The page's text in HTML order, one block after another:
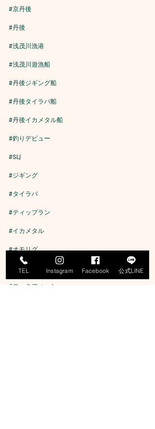
#京丹後
#丹後
#浅茂川漁港
#浅茂川遊漁船
#丹後ジギング船
#丹後タイラバ船
#丹後イカメタル船
#釣りデビュー
#SLJ
#ジギング
#タイラバ
#ティップラン
#イカメタル
#オモリグ
#エギング
#ロックフィッシュ
TEL Instagram Facebook 公式LINE